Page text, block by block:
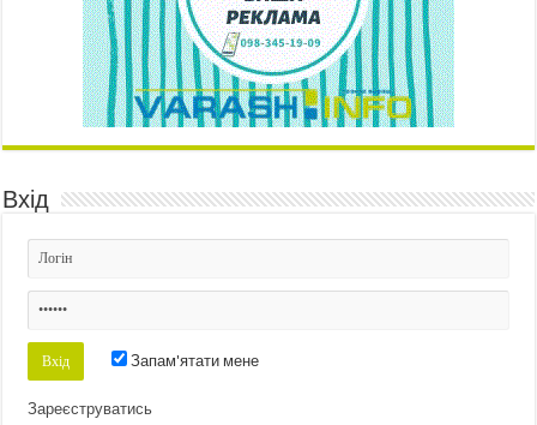
Вхід
Запам'ятати мене
Зареєструватись